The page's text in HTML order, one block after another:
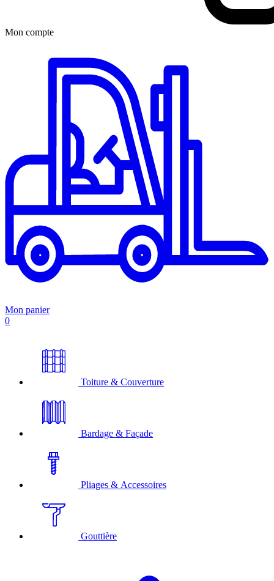
Mon compte
Mon panier
0
Toiture & Couverture
Bardage & Façade
Pliages & Accessoires
Gouttière